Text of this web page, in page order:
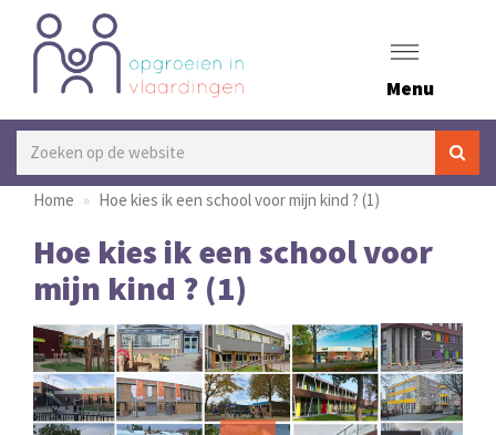
Menu
Home Hoe kies ik een school voor mijn kind ? (1)
Hoe kies ik een school voor
mijn kind ? (1)